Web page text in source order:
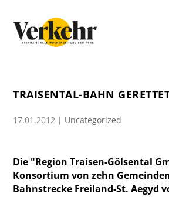
TRAISENTAL-BAHN
17.01.2012 | Uncategorized
Die "Region Traisen-Gölsental
Konsortium von zehn
Bahnstrecke Freiland-St. Aegyd